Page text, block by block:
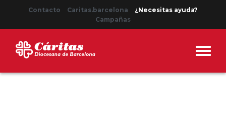
Contacto Caritas.barcelona
¿Necesitas ayuda?
Campañas